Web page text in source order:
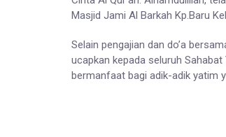
Masjid Jami Al Barkah Kp.Baru
Selain pengajian dan do’a
ucapkan kepada seluruh
bermanfaat bagi adik-adik yatim